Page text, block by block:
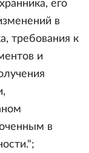
его
в
требования к
и
в